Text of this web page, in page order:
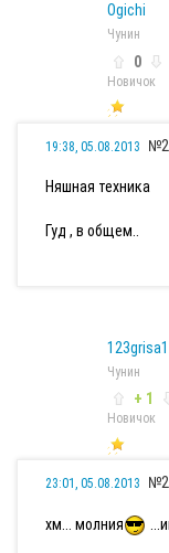
Ogichi
Чунин
0
Новичок
19:38, 05.08.2013
Няшная техника
Гуд , в общем..
Чунин
+ 1
Новичок
23:01, 05.08.2013
хм... молния